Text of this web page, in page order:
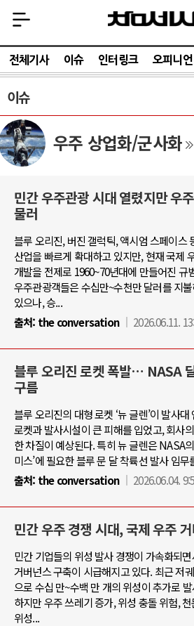
전체기사 이슈 인터링크 오피니언
이슈
우주 상업화/군사화
민간 우주관광 시대 열렸지만 우
물러
블루 오리진, 버진 갤럭틱, 액시엄 스페이스
산업을 빠르게 확대하고 있지만, 현재 국제
개발을 전제로 1960~70년대에 만들어진 규
우주관광객들은 수십만~수천만 달러를 지
있으나, 승...
출처: the conversation 2026.06.11.
블루 오리진 로켓 폭발… NASA
구름
블루 오리진의 대형 로켓 ‘뉴 글렌’이 발사
로켓과 발사시설이 큰 피해를 입었고, 회사
한 차질이 예상된다. 특히 뉴 글렌은 NASA
미스’에 필요한 블루 문 달 착륙선 발사 임
출처: the conversation 2026.06.04.
민간 우주 경쟁 시대, 국제 우주
민간 기업들의 위성 발사 경쟁이 가속화되
거버넌스 구축이 시급해지고 있다. 최근 저
으로 수십 만~수백 만 개의 위성이 추가로
하지만 우주 쓰레기 증가, 위성 충돌 위험,
위성...